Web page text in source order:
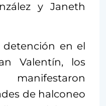
y Janeth
en el
Valentín, los
de halconeo